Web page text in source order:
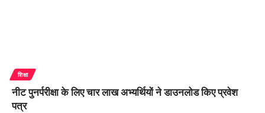
शिक्षा
नीट पुनर्परीक्षा के लिए चार लाख अभ्यर्थियों ने डाउनलोड किए प्रवेश
पत्र